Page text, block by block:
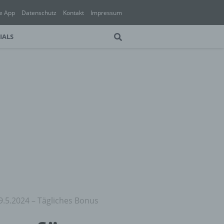
App Datenschutz Kontakt Impressum
– Tägliches Bonus